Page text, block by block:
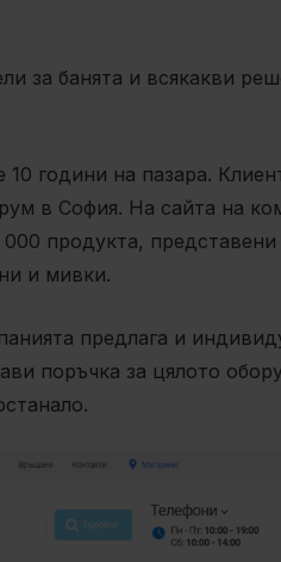
за банята и всякакви
10 години на пазара.
в София. На сайта на
продукта,
и мивки.
предлага и
поръчка за цялото